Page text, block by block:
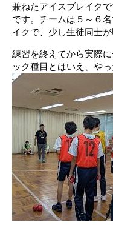
兼ねたアイスブレイク
です。チームは５～６
イクで、少し生徒同士が
練習を終えてから実際
ック種目とはいえ、や